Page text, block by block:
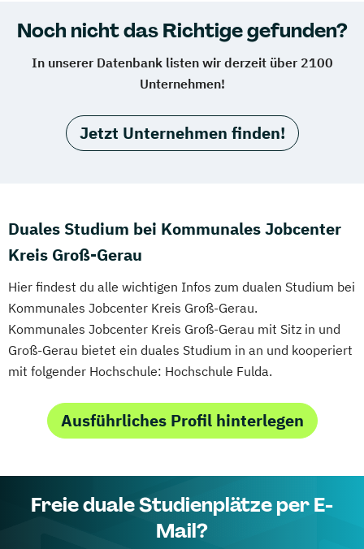
Noch nicht das Richtige gefunden?
In unserer Datenbank listen wir derzeit über 2100
Unternehmen!
Jetzt Unternehmen finden!
Duales Studium bei Kommunales Jobcenter
Kreis Groß-Gerau
Hier findest du alle wichtigen Infos zum dualen Studium bei
Kommunales Jobcenter Kreis Groß-Gerau.
Kommunales Jobcenter Kreis Groß-Gerau mit Sitz in und
Groß-Gerau bietet ein duales Studium in an und kooperiert
mit folgender Hochschule: Hochschule Fulda.
Ausführliches Profil hinterlegen
Freie duale Studienplätze per E-
Mail?